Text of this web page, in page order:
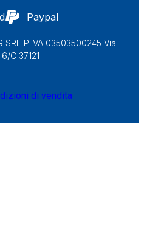
Paypal
P.IVA 03503500245 Via
C 37121
di vendita